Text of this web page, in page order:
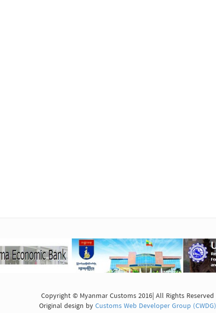
Copyright © Myanmar Customs 2016| All Rights Reserved
Original design byCustoms Web Developer Group (CWDG)